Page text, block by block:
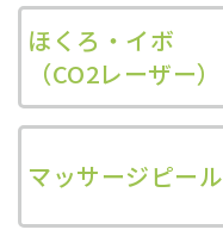
ほくろ・イボ
（CO2レーザー）
マッサージピール